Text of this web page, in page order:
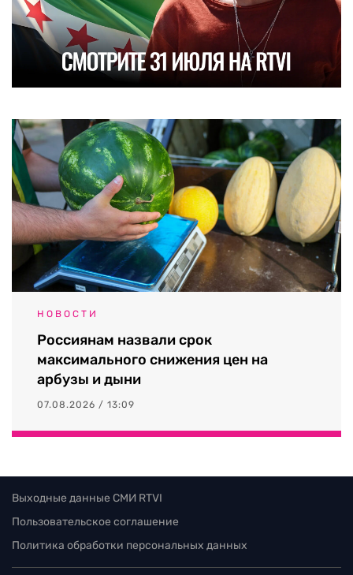
НОВОСТИ
Россиянам назвали срок
максимального снижения цен на
арбузы и дыни
07.08.2026 / 13:09
Выходные данные СМИ RTVI
Пользовательское соглашение
Политика обработки персональных данных